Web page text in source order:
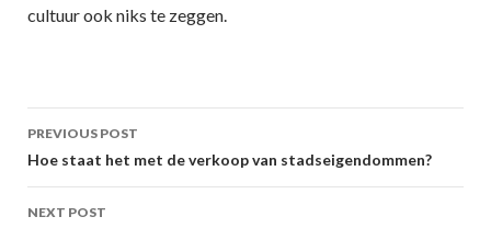
cultuur ook niks te zeggen.
Post
navigation
PREVIOUS POST
Hoe staat het met de verkoop van stadseigendommen?
NEXT POST